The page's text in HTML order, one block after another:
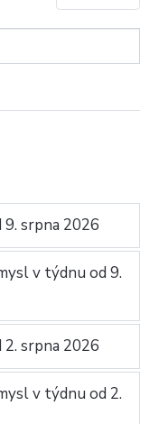
srpna 2026
v týdnu od 9.
srpna 2026
v týdnu od 2.